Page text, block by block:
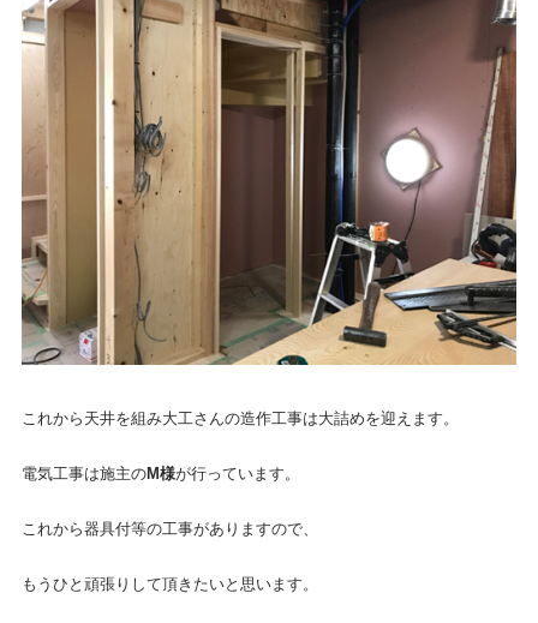
これから天井を組み大工さんの造作工事は大詰めを迎えます。
電気工事は施主のM様が行っています。
これから器具付等の工事がありますので、
もうひと頑張りして頂きたいと思います。